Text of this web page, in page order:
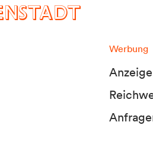
Werbung